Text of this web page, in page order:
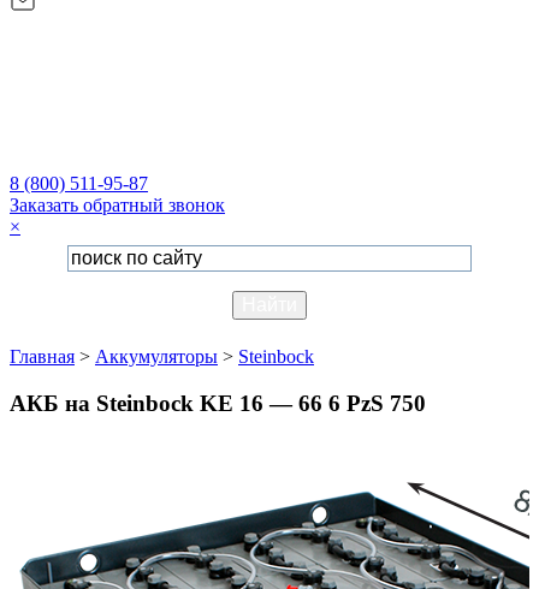
8 (800) 511-95-87
Заказать обратный звонок
×
Главная > Аккумуляторы > Steinbock
АКБ на Steinbock KE 16 — 66 6 PzS 750